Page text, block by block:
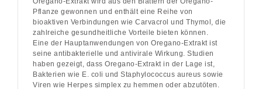
Pflanze gewonnen und enthält eine Reihe von
bioaktiven Verbindungen wie Carvacrol und Thymol, die
zahlreiche gesundheitliche Vorteile bieten können.
Eine der Hauptanwendungen von Oregano-Extrakt ist
seine antibakterielle und antivirale Wirkung. Studien
haben gezeigt, dass Oregano-Extrakt in der Lage ist,
Bakterien wie E. coli und Staphylococcus aureus sowie
Viren wie Herpes simplex zu hemmen oder abzutöten.